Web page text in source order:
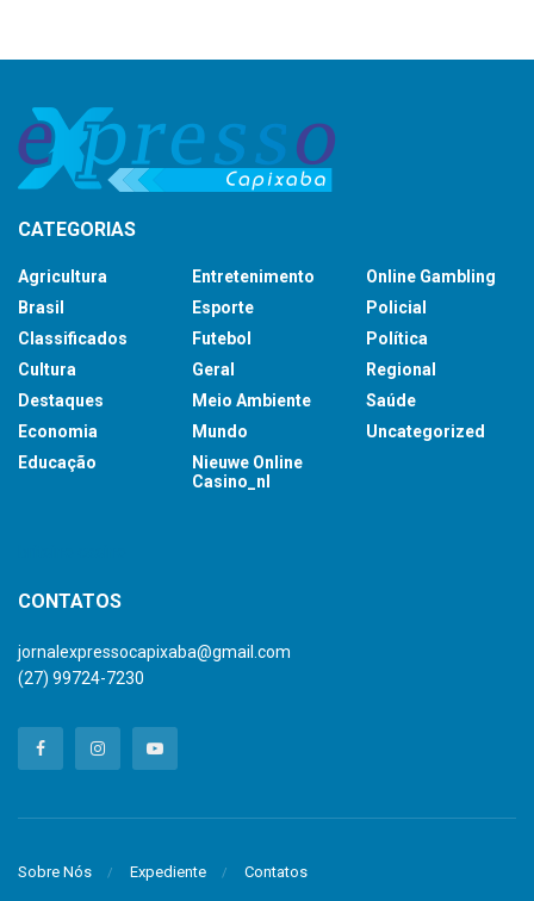
CATEGORIAS
Agricultura
Brasil
Classificados
Cultura
Destaques
Economia
Educação
Entretenimento
Esporte
Futebol
Geral
Meio Ambiente
Mundo
Nieuwe Online
Casino_nl
Online Gambling
Policial
Política
Regional
Saúde
Uncategorized
CONTATOS
jornalexpressocapixaba@gmail.com
(27) 99724-7230
Sobre Nós Expediente Contatos